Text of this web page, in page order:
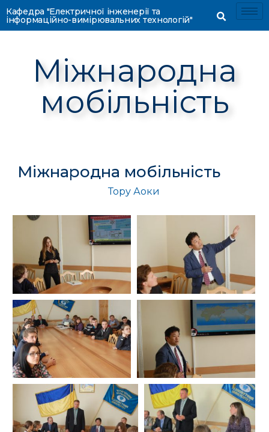
Кафедра "Електричної інженерії та
інформаційно-вимірювальних технологій"
Міжнародна
мобільність
Міжнародна мобільність
Тору Аоки